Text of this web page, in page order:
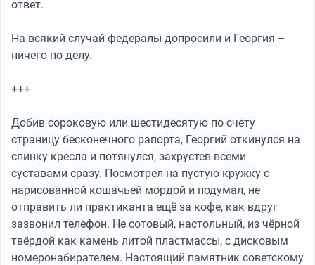
ответ.
На всякий случай федералы допросили и Георгия –
ничего по делу.
+++
Добив сороковую или шестидесятую по счёту
страницу бесконечного рапорта, Георгий откинулся на
спинку кресла и потянулся, захрустев всеми
суставами сразу. Посмотрел на пустую кружку с
нарисованной кошачьей мордой и подумал, не
отправить ли практиканта ещё за кофе, как вдруг
зазвонил телефон. Не сотовый, настольный, из чёрной
твёрдой как камень литой пластмассы, с дисковым
номеронабирателем. Настоящий памятник советскому